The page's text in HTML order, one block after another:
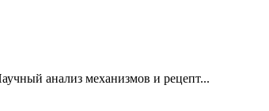
анализ механизмов и рецепт...